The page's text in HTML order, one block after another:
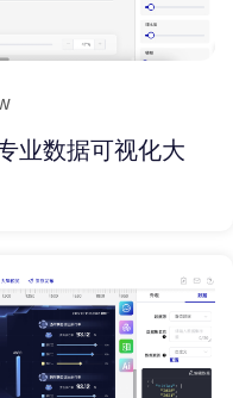
业数据可视化大